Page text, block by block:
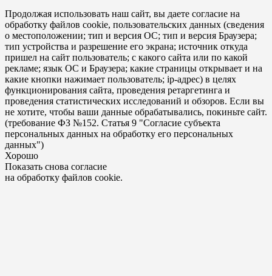
Продолжая использовать наш сайт, вы даете согласие на
обработку файлов cookie, пользовательских данных (сведения
о местоположении; тип и версия ОС; тип и версия Браузера;
тип устройства и разрешение его экрана; источник откуда
пришел на сайт пользователь; с какого сайта или по какой
рекламе; язык ОС и Браузера; какие страницы открывает и на
какие кнопки нажимает пользователь; ip-адрес) в целях
функционирования сайта, проведения ретаргетинга и
проведения статистических исследований и обзоров. Если вы
не хотите, чтобы ваши данные обрабатывались, покиньте сайт.
(требование ФЗ №152. Статья 9 "Согласие субъекта
персональных данных на обработку его персональных
данных")
Хорошо
Показать снова согласие
на обработку файлов cookie.